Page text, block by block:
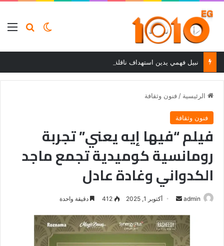
بحثالوضع
الرئيسية / فنون وثقافة
فنون وثقافة
فيلم “فيها إيه يعني” تجربة
رومانسية كوميدية تجمع ماجد
الكدواني وغادة عادل
admin
أرسل
إلكترونيا
أكتوبر 1, 2025 412 دقيقة واحدة